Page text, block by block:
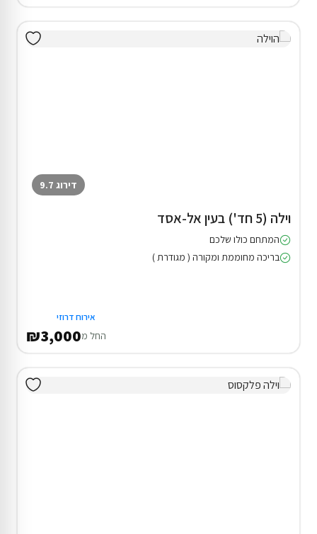
דירוג 9.7
וילה (5 חד') בעין אל-אסד
המתחם כולו שלכם
בריכה מחוממת ומקורה ( מגודרת )
אירוח דרוזי
החל מ₪3,000